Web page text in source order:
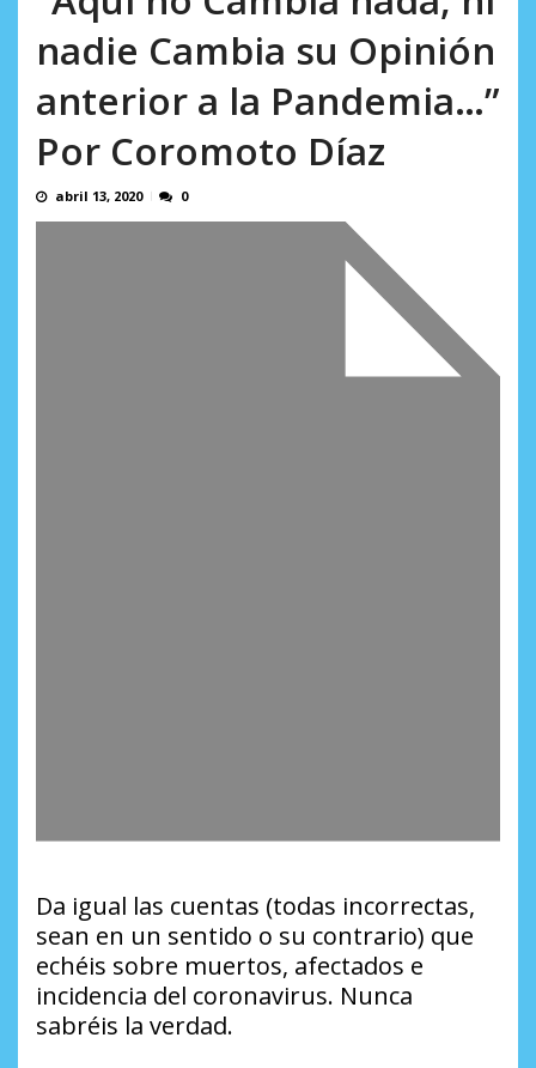
nadie Cambia su Opinión
anterior a la Pandemia…”
Por Coromoto Díaz
abril 13, 2020 0
Da igual las cuentas (todas incorrectas,
sean en un sentido o su contrario) que
echéis sobre muertos, afectados e
incidencia del coronavirus. Nunca
sabréis la verdad.